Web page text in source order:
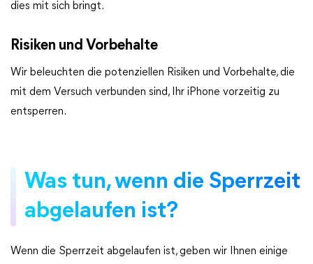
dies mit sich bringt.
Risiken und Vorbehalte
Wir beleuchten die potenziellen Risiken und Vorbehalte, die
mit dem Versuch verbunden sind, Ihr iPhone vorzeitig zu
entsperren.
Was tun, wenn die Sperrzeit
abgelaufen ist?
Wenn die Sperrzeit abgelaufen ist, geben wir Ihnen einige